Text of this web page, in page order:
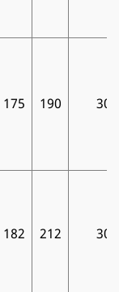
175 190 30
182 212 30